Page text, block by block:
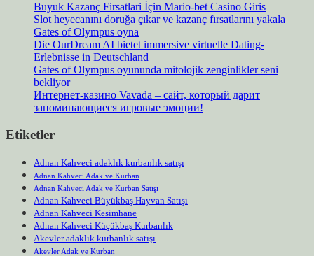
Buyuk Kazanç Firsatlari İçin Mario-bet Casino Giris
Slot heyecanını doruğa çıkar ve kazanç fırsatlarını yakala
Gates of Olympus oyna
Die OurDream AI bietet immersive virtuelle Dating-
Erlebnisse in Deutschland
Gates of Olympus oyununda mitolojik zenginlikler seni
bekliyor
Интернет-казино Vavada – сайт, который дарит
запоминающиеся игровые эмоции!
Etiketler
Adnan Kahveci adaklık kurbanlık satışı
Adnan Kahveci Adak ve Kurban
Adnan Kahveci Adak ve Kurban Satışı
Adnan Kahveci Büyükbaş Hayvan Satışı
Adnan Kahveci Kesimhane
Adnan Kahveci Küçükbaş Kurbanlık
Akevler adaklık kurbanlık satışı
Akevler Adak ve Kurban